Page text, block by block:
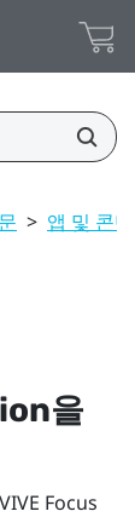
> 앱 및 콘
을
VIVE Focus